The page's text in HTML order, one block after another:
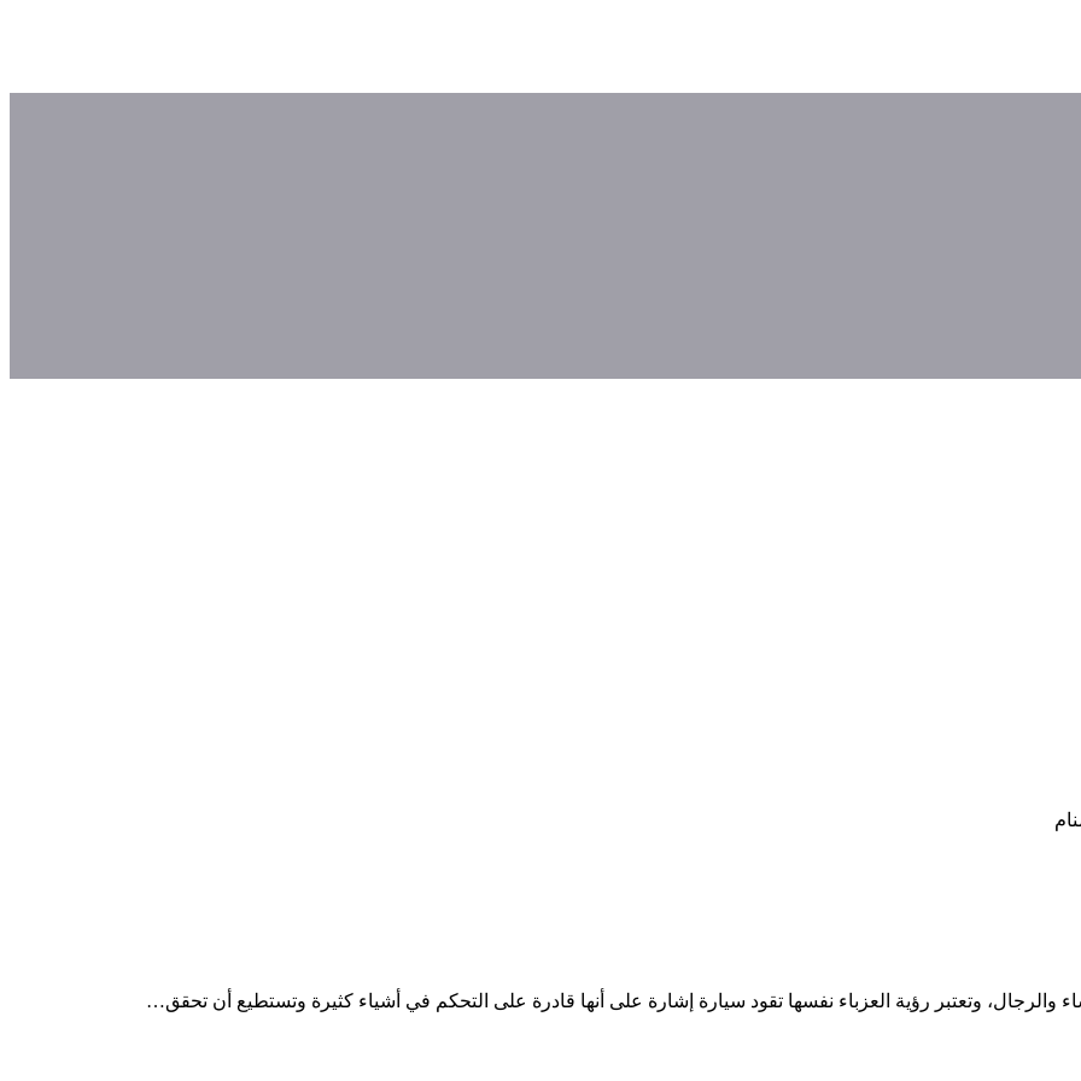
والرجال، وتعتبر رؤية العزباء نفسها تقود سيارة إشارة على أنها قادرة على التحكم في أشياء كثيرة وتستطيع أن تحقق…